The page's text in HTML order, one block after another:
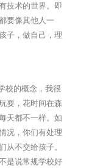
技术的世界。即
要像其他人一
子，做自己，理
校的概念，我很
耍，花时间在森
天都不一样。如
况，你们有处理
从不交给孩子。
是说常规学校好